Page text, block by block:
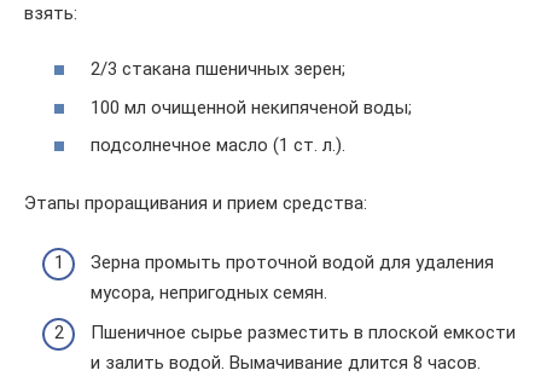
взять:
2/3 стакана пшеничных зерен;
100 мл очищенной некипяченой воды;
подсолнечное масло (1 ст. л.).
Этапы проращивания и прием средства:
Зерна промыть проточной водой для удаления
мусора, непригодных семян.
Пшеничное сырье разместить в плоской емкости
и залить водой. Вымачивание длится 8 часов.